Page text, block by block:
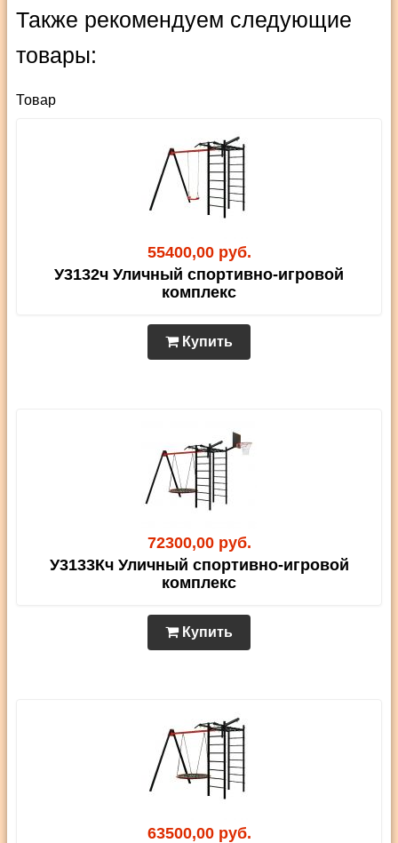
Также рекомендуем следующие
товары:
Товар
55400,00 руб.
У3132ч Уличный спортивно-игровой
комплекс
Купить
72300,00 руб.
У3133Кч Уличный спортивно-игровой
комплекс
Купить
63500,00 руб.